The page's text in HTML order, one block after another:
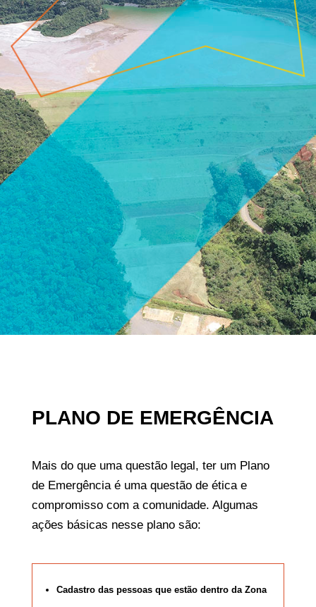
PLANO DE EMERGÊNCIA
Mais do que uma questão legal, ter um Plano
de Emergência é uma questão de ética e
compromisso com a comunidade. Algumas
ações básicas nesse plano são:
Cadastro das pessoas que estão dentro da Zona